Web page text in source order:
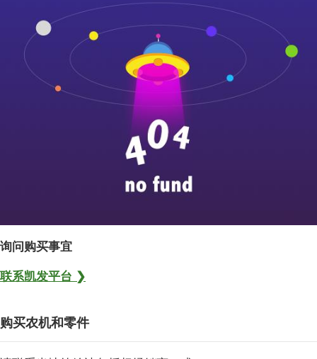
询问购买事宜
联系凯发平台 ❯
购买农机和零件